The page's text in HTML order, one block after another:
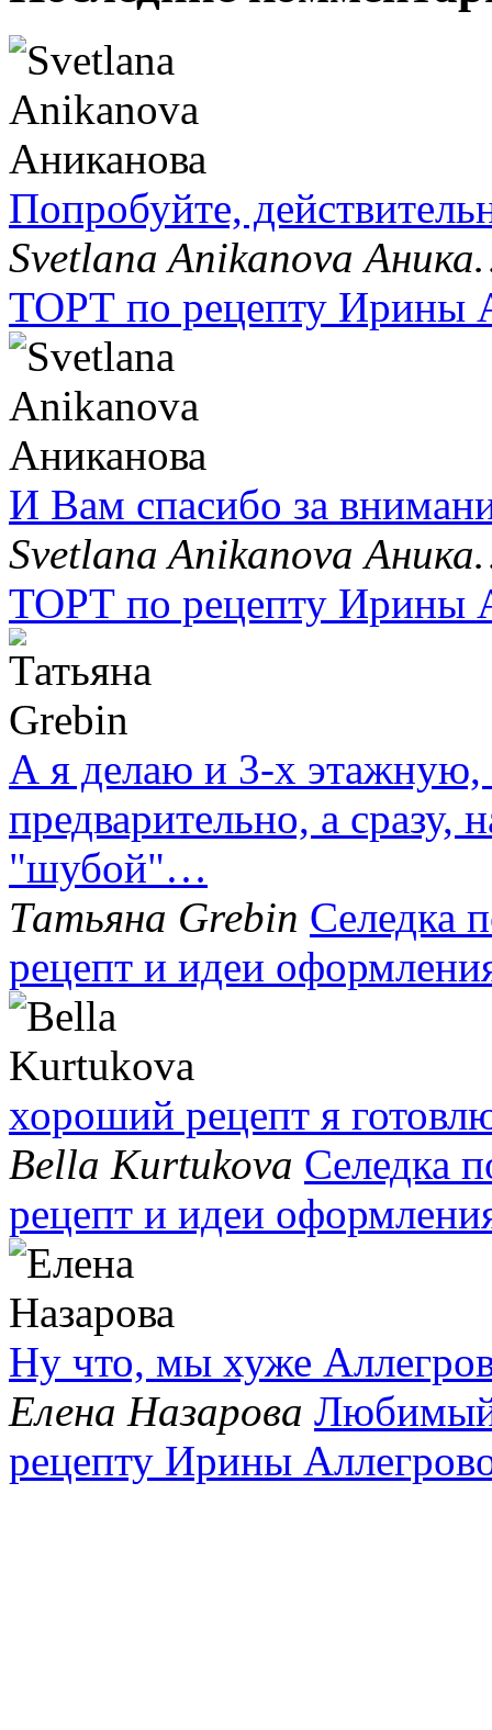
Попробуйте,
Svetlana Anikanova
ТОРТ по рецепту Ирины
И Вам спасибо за
Svetlana Anikanova
ТОРТ по рецепту Ирины
А я делаю и 3-х
предварительно, а сразу,
"шубой"…
Татьяна Grebin Селедка
рецепт и идеи
хороший рецепт я
Bella Kurtukova Селедка
рецепт и идеи
Ну что, мы хуже
Елена Назарова
рецепту Ирины